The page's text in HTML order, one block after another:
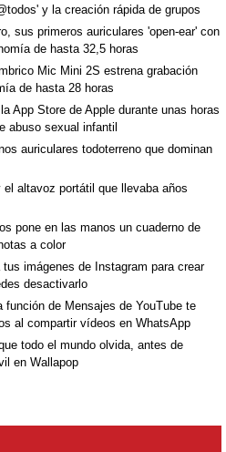
y la creación rápida de grupos
sus primeros auriculares 'open-ear' con
de hasta 32,5 horas
Mic Mini 2S estrena grabación
de hasta 28 horas
App Store de Apple durante unas horas
abuso sexual infantil
auriculares todoterreno que dominan
altavoz portátil que llevaba años
pone en las manos un cuaderno de
a color
imágenes de Instagram para crear
desactivarlo
función de Mensajes de YouTube te
al compartir vídeos en WhatsApp
todo el mundo olvida, antes de
en Wallapop